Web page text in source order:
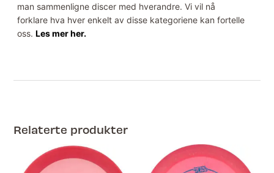
man sammenligne discer med hverandre. Vi vil nå
forklare hva hver enkelt av disse kategoriene kan fortelle
oss.Les mer her.
Relaterte produkter